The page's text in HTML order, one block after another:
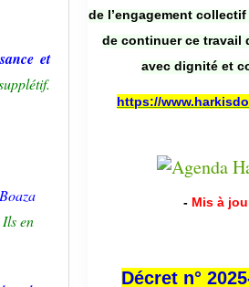
et
Boaza
en
de l’engagement
de continuer ce travail
avec dignité et
https://
- Mis à
Décret n°